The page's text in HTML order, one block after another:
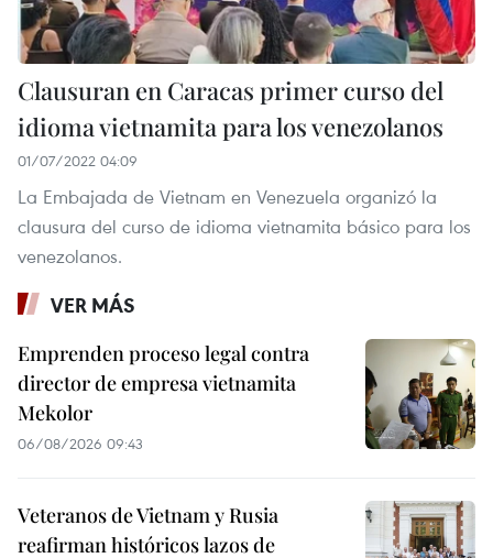
Clausuran en Caracas primer curso del
idioma vietnamita para los venezolanos
01/07/2022 04:09
La Embajada de Vietnam en Venezuela organizó la
clausura del curso de idioma vietnamita básico para los
venezolanos.
VER MÁS
Emprenden proceso legal contra
director de empresa vietnamita
Mekolor
06/08/2026 09:43
Veteranos de Vietnam y Rusia
reafirman históricos lazos de